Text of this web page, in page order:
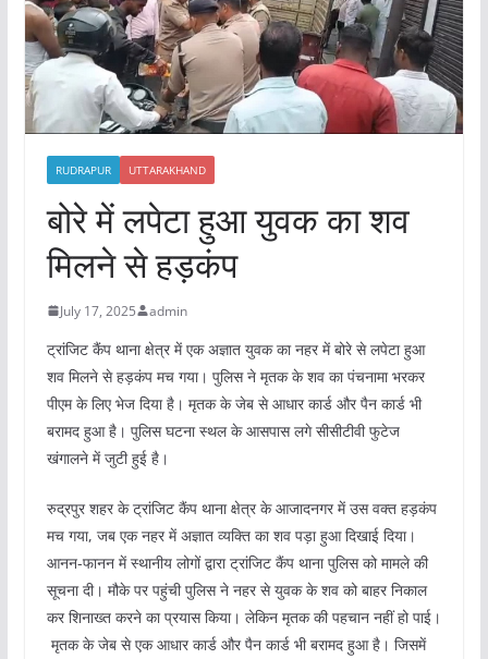
RUDRAPUR UTTARAKHAND
बोरे में लपेटा हुआ युवक का शव
मिलने से हड़कंप
July 17, 2025 admin
ट्रांजिट कैंप थाना क्षेत्र में एक अज्ञात युवक का नहर में बोरे से लपेटा हुआ
शव मिलने से हड़कंप मच गया। पुलिस ने मृतक के शव का पंचनामा भरकर
पीएम के लिए भेज दिया है। मृतक के जेब से आधार कार्ड और पैन कार्ड भी
बरामद हुआ है। पुलिस घटना स्थल के आसपास लगे सीसीटीवी फुटेज
खंगालने में जुटी हुई है।
रुद्रपुर शहर के ट्रांजिट कैंप थाना क्षेत्र के आजादनगर में उस वक्त हड़कंप
मच गया, जब एक नहर में अज्ञात व्यक्ति का शव पड़ा हुआ दिखाई दिया।
आनन-फानन में स्थानीय लोगों द्वारा ट्रांजिट कैंप थाना पुलिस को मामले की
सूचना दी। मौके पर पहुंची पुलिस ने नहर से युवक के शव को बाहर निकाल
कर शिनाख्त करने का प्रयास किया। लेकिन मृतक की पहचान नहीं हो पाई।
मृतक के जेब से एक आधार कार्ड और पैन कार्ड भी बरामद हुआ है। जिसमें